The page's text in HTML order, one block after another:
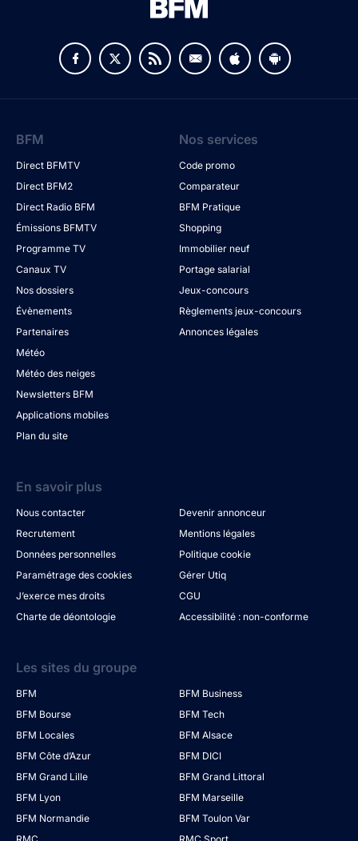
BFM
Direct BFMTV
Direct BFM2
Direct Radio BFM
Émissions BFMTV
Programme TV
Canaux TV
Nos dossiers
Évènements
Partenaires
Météo
Météo des neiges
Newsletters BFM
Applications mobiles
Plan du site
Nos services
Code promo
Comparateur
BFM Pratique
Shopping
Immobilier neuf
Portage salarial
Jeux-concours
Règlements jeux-concours
Annonces légales
En savoir plus
Nous contacter
Devenir annonceur
Recrutement
Mentions légales
Données personnelles
Politique cookie
Paramétrage des cookies
Gérer Utiq
J’exerce mes droits
CGU
Charte de déontologie
Accessibilité : non-conforme
Les sites du groupe
BFM
BFM Business
BFM Bourse
BFM Tech
BFM Locales
BFM Alsace
BFM Côte d’Azur
BFM DICI
BFM Grand Lille
BFM Grand Littoral
BFM Lyon
BFM Marseille
BFM Normandie
BFM Toulon Var